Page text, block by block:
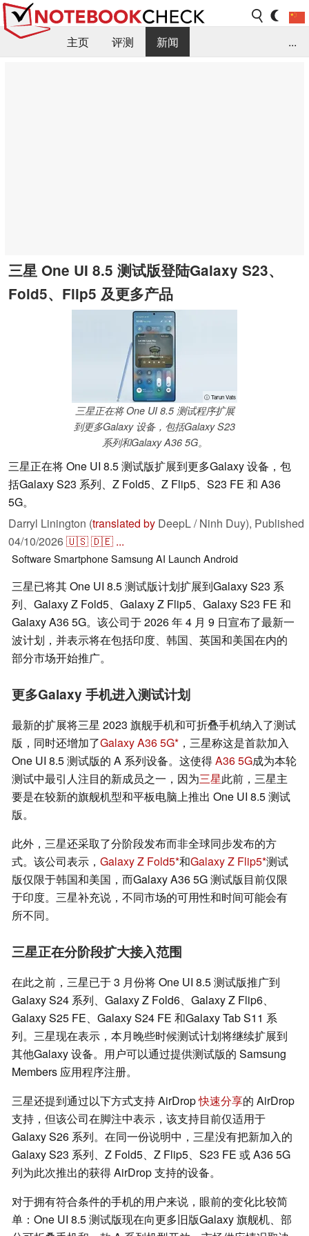
主页 评测
新闻
...
三星 One UI 8.5 测试版登陆Galaxy S23、
Fold5、Flip5 及更多产品
ⓘ Tarun Vats
三星正在将 One UI 8.5 测试程序扩展
到更多Galaxy 设备，包括Galaxy S23
系列和Galaxy A36 5G。
三星正在将 One UI 8.5 测试版扩展到更多Galaxy 设备，包
括Galaxy S23 系列、Z Fold5、Z Flip5、S23 FE 和 A36
5G。
Darryl Linington (translated by DeepL / Ninh Duy), Published
04/10/2026🇺🇸🇩🇪 ...
SoftwareSmartphoneSamsung AI Launch Android
三星已将其 One UI 8.5 测试版计划扩展到Galaxy S23 系
列、Galaxy Z Fold5、Galaxy Z Flip5、Galaxy S23 FE 和
Galaxy A36 5G。该公司于 2026 年 4 月 9 日宣布了最新一
波计划，并表示将在包括印度、韩国、英国和美国在内的
部分市场开始推广。
更多Galaxy 手机进入测试计划
最新的扩展将三星 2023 旗舰手机和可折叠手机纳入了测试
版，同时还增加了Galaxy A36 5G ，三星称这是首款加入
One UI 8.5 测试版的 A 系列设备。这使得A36 5G成为本轮
测试中最引人注目的新成员之一，因为三星此前，三星主
要是在较新的旗舰机型和平板电脑上推出 One UI 8.5 测试
版。
此外，三星还采取了分阶段发布而非全球同步发布的方
式。该公司表示， Galaxy Z Fold5 和Galaxy Z Flip5 测试
版仅限于韩国和美国，而Galaxy A36 5G 测试版目前仅限
于印度。三星补充说，不同市场的可用性和时间可能会有
所不同。
三星正在分阶段扩大接入范围
在此之前，三星已于 3 月份将 One UI 8.5 测试版推广到
Galaxy S24 系列、Galaxy Z Fold6、Galaxy Z Flip6、
Galaxy S25 FE、Galaxy S24 FE 和Galaxy Tab S11 系
列。三星现在表示，本月晚些时候测试计划将继续扩展到
其他Galaxy 设备。用户可以通过提供测试版的 Samsung
Members 应用程序注册。
三星还提到通过以下方式支持 AirDrop快速分享的 AirDrop
支持，但该公司在脚注中表示，该支持目前仅适用于
Galaxy S26 系列。在同一份说明中，三星没有把新加入的
Galaxy S23 系列、Z Fold5、Z Flip5、S23 FE 或 A36 5G
列为此次推出的获得 AirDrop 支持的设备。
对于拥有符合条件的手机的用户来说，眼前的变化比较简
单：One UI 8.5 测试版现在向更多旧版Galaxy 旗舰机、部